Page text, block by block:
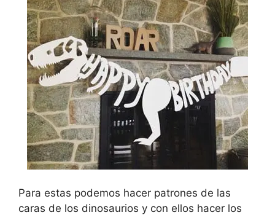
Para estas podemos hacer patrones de las
caras de los dinosaurios y con ellos hacer los